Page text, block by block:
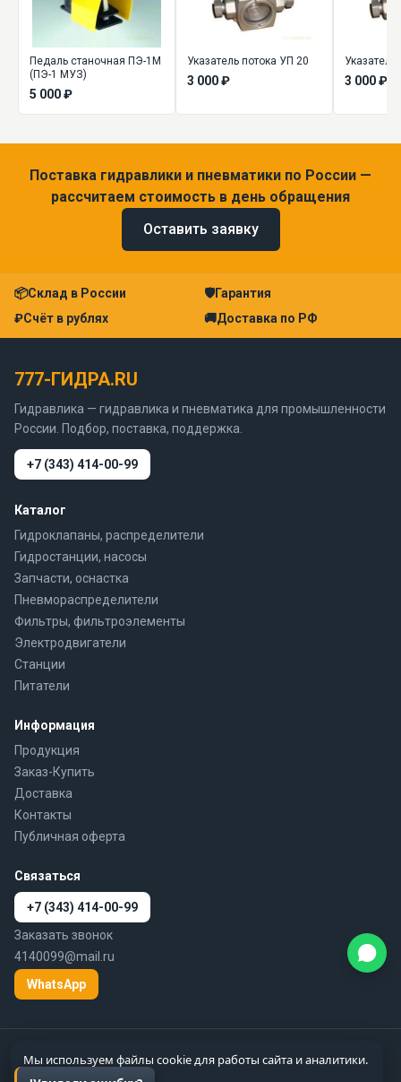
Педаль станочная ПЭ-1М
(ПЭ-1 МУЗ)
5 000 ₽
Указатель потока УП 20
3 000 ₽ 3 000 ₽
Поставка гидравлики и пневматики по России —
рассчитаем стоимость в день обращения
Оставить заявку
📦Склад в России 🛡Гарантия
₽Счёт в рублях 🚚Доставка по РФ
777-ГИДРА.RU
Гидравлика — гидравлика и пневматика для промышленности
России. Подбор, поставка, поддержка.
+7 (343) 414-00-99
Каталог
Гидроклапаны, распределители
Гидростанции, насосы
Запчасти, оснастка
Пневмораспределители
Фильтры, фильтроэлементы
Электродвигатели
Станции
Питатели
Информация
Продукция
Заказ-Купить
Доставка
Контакты
Публичная оферта
Связаться
+7 (343) 414-00-99
Заказать звонок
4140099@mail.ru
WhatsApp
пневматики по России
Цены справочные, не являются публичной офертой
Мы используем файлы cookie для работы сайта и аналитики.
Подробнее